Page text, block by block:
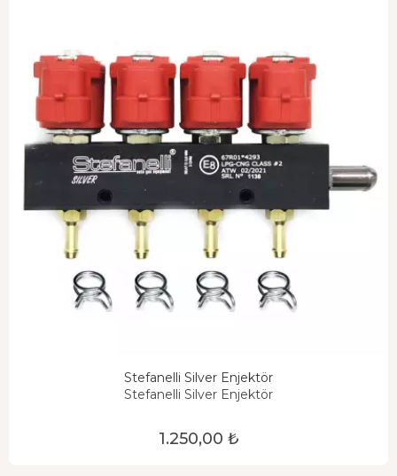
Stefanelli Silver Enjektör
Stefanelli Silver Enjektör
1.250,00 ₺